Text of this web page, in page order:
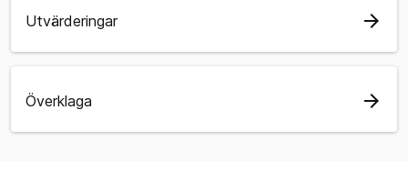
Utvärderingar arrow_forward
Överklaga arrow_forward